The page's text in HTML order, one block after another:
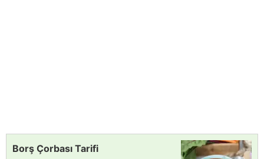
Borş Çorbası Tarifi